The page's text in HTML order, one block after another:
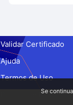
Se
Validar Certificado
Ajuda
Termos de Uso
Política de